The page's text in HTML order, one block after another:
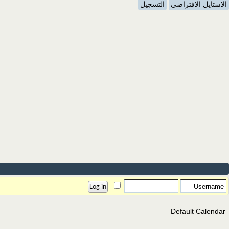
الاستايل الافتراضي
التسجيل
Default Calendar